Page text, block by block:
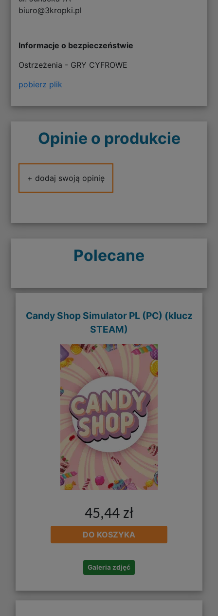
biuro@3kropki.pl
Informacje o bezpieczeństwie
Ostrzeżenia - GRY CYFROWE
pobierz plik
Opinie o produkcie
+ dodaj swoją opinię
Polecane
Candy Shop Simulator PL (PC) (klucz
STEAM)
45,44 zł
DO KOSZYKA
Galeria zdjęć